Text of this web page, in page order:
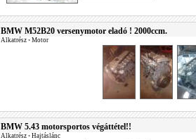
BMW M52B20 versenymotor eladó ! 2000ccm.
Alkatrész • Motor
BMW 5.43 motorsportos végáttétel!!
Alkatrész • Hajtáslánc